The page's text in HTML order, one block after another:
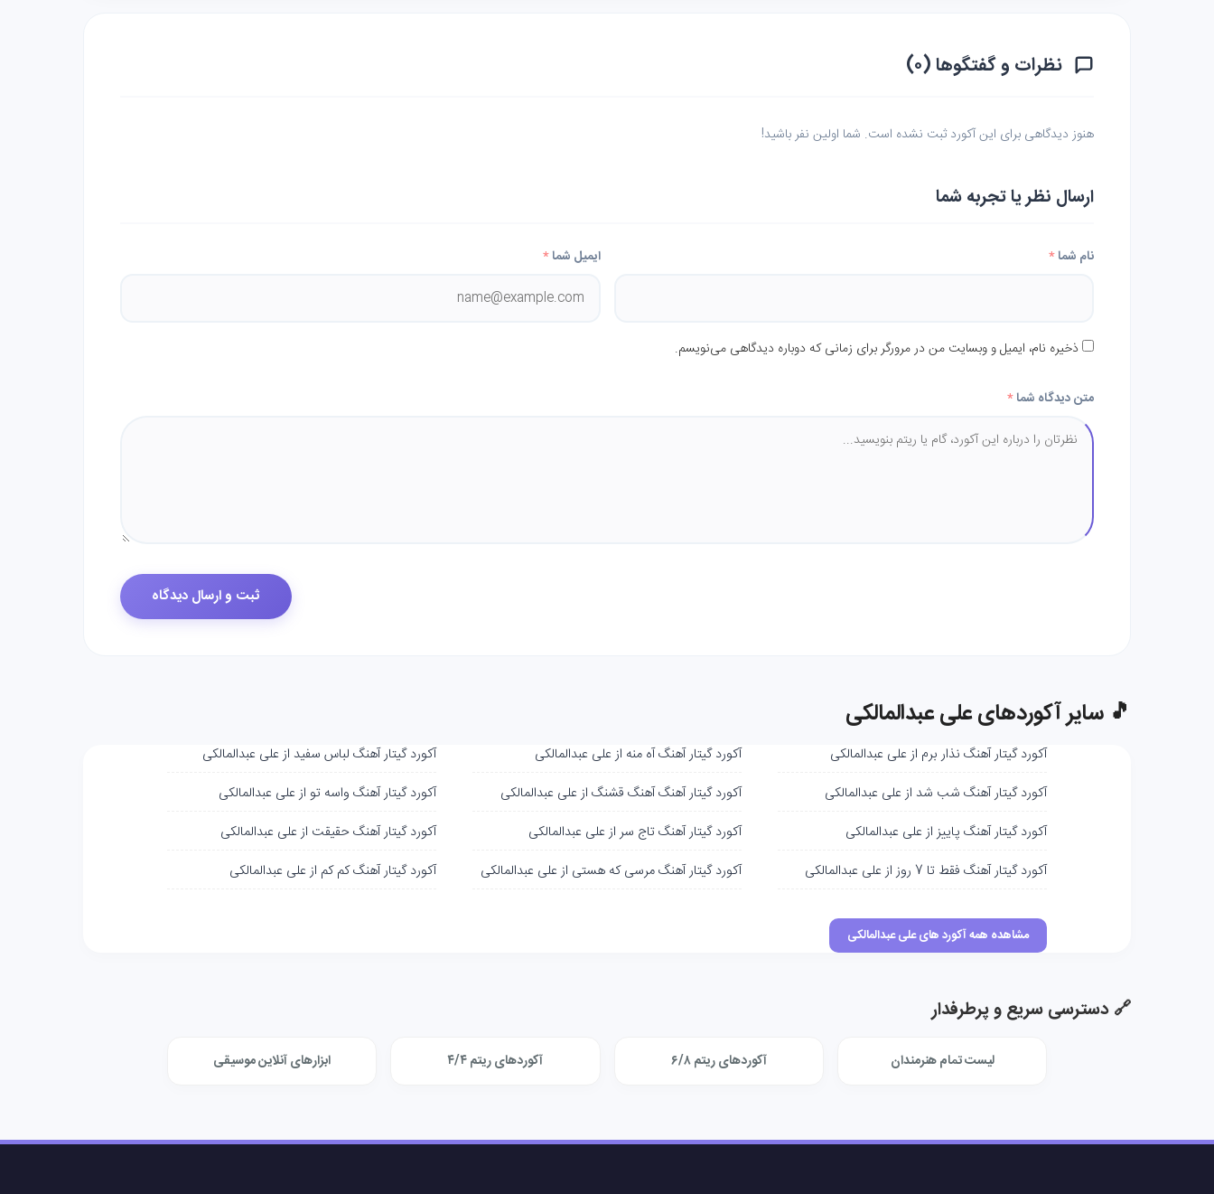
نظرات و گفتگوها (۰)
هنوز دیدگاهی برای این آکورد ثبت نشده است. شما اولین نفر باشید!
ارسال نظر یا تجربه شما
نام شما* ایمیل شما*
ذخیره نام، ایمیل و وبسایت من در مرورگر برای زمانی که دوباره دیدگاهی می‌نویسم.
متن دیدگاه شما*
🎵 سایر آکوردهای علی عبدالمالکی
آکورد گیتار آهنگ نذار برم از علی عبدالمالکی
آکورد گیتار آهنگ شب شد از علی عبدالمالکی
آکورد گیتار آهنگ پاییز از علی عبدالمالکی
آکورد گیتار آهنگ فقط تا 7 روز از علی عبدالمالکی
آکورد گیتار آهنگ آه منه از علی عبدالمالکی
آکورد گیتار آهنگ آهنگ قشنگ از علی عبدالمالکی
آکورد گیتار آهنگ تاج سر از علی عبدالمالکی
آکورد گیتار آهنگ مرسی که هستی از علی عبدالمالکی
آکورد گیتار آهنگ لباس سفید از علی عبدالمالکی
آکورد گیتار آهنگ واسه تو از علی عبدالمالکی
آکورد گیتار آهنگ حقیقت از علی عبدالمالکی
آکورد گیتار آهنگ کم کم از علی عبدالمالکی
مشاهده همه آکورد های علی عبدالمالکی
🔗 دسترسی سریع و پرطرفدار
لیست تمام هنرمندان آکوردهای ریتم ۶/۸ آکوردهای ریتم ۴/۴ ابزارهای آنلاین موسیقی